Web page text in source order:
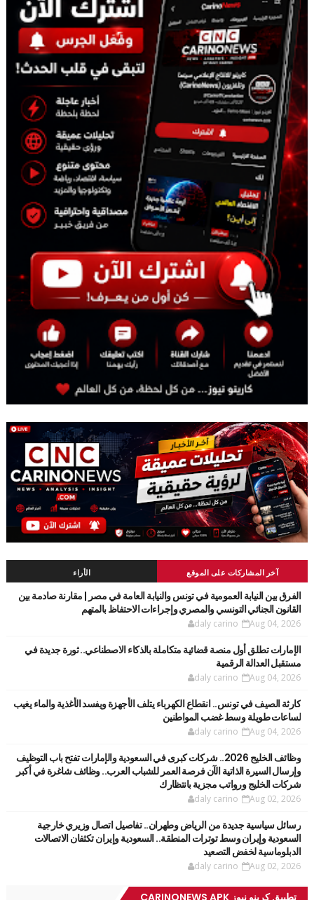
آخر المشاركات على الموقع الأراء
الفرق بين النيابة العمومية في تونس والنيابة العامة في مصر | مقارنة صادمة بين
القانون الجنائي التونسي والمصري وإجراءات الاحتفاظ بالمتهم
daly carino Aug 04, 2026
الإمارات تطلق أول منصة قضائية متكاملة بالذكاء الاصطناعي.. ثورة جديدة في
مستقبل العدالة الرقمية
daly carino Aug 04, 2026
كارثة الصيف في تونس.. انقطاع الكهرباء يتلف الأجهزة ويفسد الأغذية والماء يغيب
لساعات طويلة وسط غضب المواطنين
daly carino Aug 04, 2026
وظائف الخليج 2026.. شركات كبرى في السعودية والإمارات تفتح باب التوظيف
وإرسال السيرة الذاتية الآن فرصة العمر للشباب العرب.. وظائف شاغرة في أكبر
شركات الخليج ورواتب مجزية بانتظارك
daly carino Aug 02, 2026
رسائل سياسية جديدة من الرياض وطهران.. تفاصيل اتصال وزيري خارجية
السعودية وإيران وسط توترات المنطقة.. السعودية وإيران تكثفان الاتصالات
الدبلوماسية لخفض التصعيد
daly carino Aug 02, 2026
تطبيق كرينو نيوز CARINONEWS APK